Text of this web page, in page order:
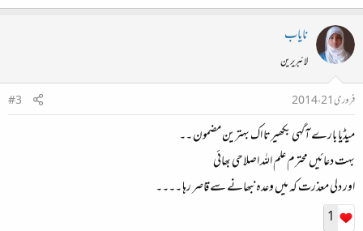
نایاب
لائبریرین
فروری 21، 2014
#3
میڈیا بارے آگہی بکھیرتا اک بہترین مضمون ۔۔
بہت دعائیں محترم علم اللہ اصلاحی بھائی
اور دلی معذرت کہ میں وعدہ نبھانے سے قاصر رہا ۔۔۔۔
1